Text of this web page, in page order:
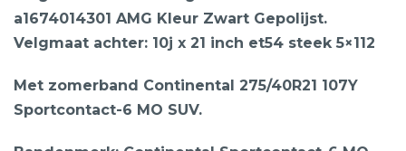
a1674014301 AMG Kleur Zwart Gepolijst.
Velgmaat achter: 10j x 21 inch et54 steek 5×112
Met zomerband Continental 275/40R21 107Y
Sportcontact-6 MO SUV.